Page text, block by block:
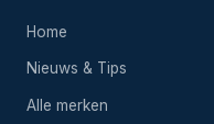
Home
Nieuws & Tips
Alle merken